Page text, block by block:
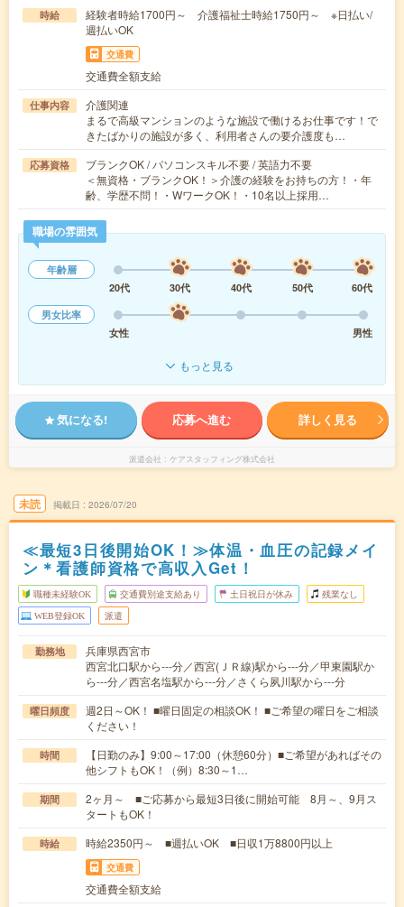
時給
経験者時給1700円～ 介護福祉士時給1750円～ ※日払い/
週払いOK
交通費
交通費全額支給
仕事内容
介護関連
まるで高級マンションのような施設で働けるお仕事です！で
きたばかりの施設が多く、利用者さんの要介護度も…
応募資格
ブランクOK / パソコンスキル不要 / 英語力不要
＜無資格・ブランクOK！＞介護の経験をお持ちの方！・年
齢、学歴不問！・WワークOK！・10名以上採用…
職場の雰囲気
年齢層
20代
30代 40代 50代
60代
男女比率
女性
男性
もっと見る
気になる! 応募へ進む 詳しく見る
派遣会社 ケアスタッフィング株式会社
未読 掲載日 2026/07/20
≪最短3日後開始OK！≫体温・血圧の記録メイ
ン＊看護師資格で高収入Get！
職種未経験OK 交通費別途支給あり 土日祝日が休み 残業なし
WEB登録OK 派遣
勤務地
兵庫県西宮市
西宮北口駅から---分／西宮(ＪＲ線)駅から---分／甲東園駅か
ら---分／西宮名塩駅から---分／さくら夙川駅から---分
曜日頻度
週2日～OK！ ■曜日固定の相談OK！ ■ご希望の曜日をご相談
ください！
時間
【日勤のみ】9:00～17:00（休憩60分）■ご希望があればその
他シフトもOK！（例）8:30～1…
期間
2ヶ月～ ■ご応募から最短3日後に開始可能 8月～、9月ス
タートもOK！
時給 時給2350円～ ■週払いOK ■日収1万8800円以上
交通費
交通費全額支給